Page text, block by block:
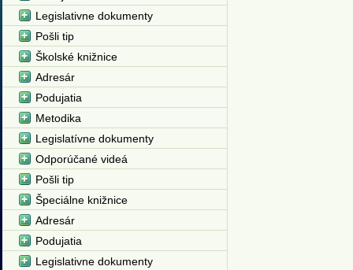
Legislativne dokumenty
Pošli tip
Školské knižnice
Adresár
Podujatia
Metodika
Legislatívne dokumenty
Odporúčané videá
Pošli tip
Špeciálne knižnice
Adresár
Podujatia
Legislativne dokumenty